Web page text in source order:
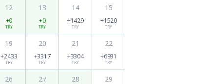
12
+0
TRY
13
+0
TRY
14
+1429
TRY
15
+1520
TRY
19
+2433
TRY
20
+3317
TRY
21
+3304
TRY
22
+6931
TRY
26 27 28 29